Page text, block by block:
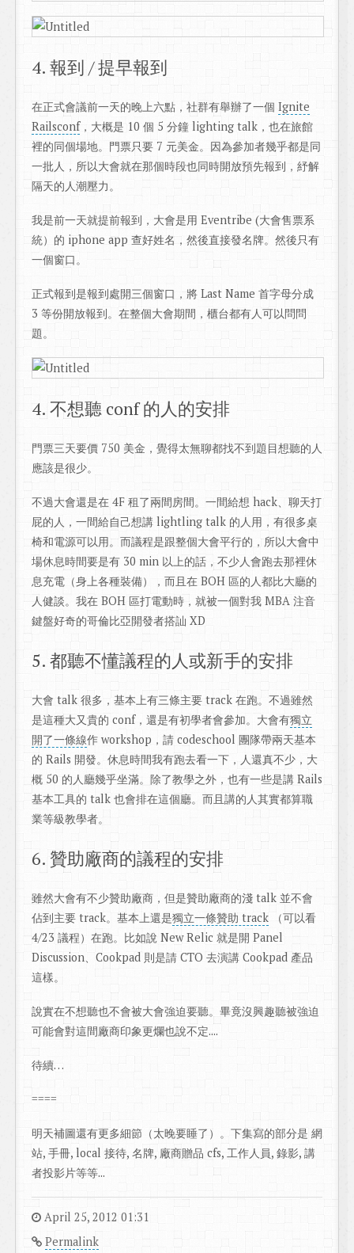
4. 報到 / 提早報到
在正式會議前一天的晚上六點，社群有舉辦了一個 Ignite
Railsconf，大概是 10 個 5 分鐘 lighting talk，也在旅館
裡的同個場地。門票只要 7 元美金。因為參加者幾乎都是同
一批人，所以大會就在那個時段也同時開放預先報到，紓解
隔天的人潮壓力。
我是前一天就提前報到，大會是用 Eventribe (大會售票系
統）的 iphone app 查好姓名，然後直接發名牌。然後只有
一個窗口。
正式報到是報到處開三個窗口，將 Last Name 首字母分成
3 等份開放報到。在整個大會期間，櫃台都有人可以問問
題。
4. 不想聽 conf 的人的安排
門票三天要價 750 美金，覺得太無聊都找不到題目想聽的人
應該是很少。
不過大會還是在 4F 租了兩間房間。一間給想 hack、聊天打
屁的人，一間給自己想講 lightling talk 的人用，有很多桌
椅和電源可以用。而議程是跟整個大會平行的，所以大會中
場休息時間要是有 30 min 以上的話，不少人會跑去那裡休
息充電（身上各種裝備），而且在 BOH 區的人都比大廳的
人健談。我在 BOH 區打電動時，就被一個對我 MBA 注音
鍵盤好奇的哥倫比亞開發者搭訕 XD
5. 都聽不懂議程的人或新手的安排
大會 talk 很多，基本上有三條主要 track 在跑。不過雖然
是這種大又貴的 conf，還是有初學者會參加。大會有獨立
開了一條線作 workshop，請 codeschool 團隊帶兩天基本
的 Rails 開發。休息時間我有跑去看一下，人還真不少，大
概 50 的人廳幾乎坐滿。除了教學之外，也有一些是講 Rails
基本工具的 talk 也會排在這個廳。而且講的人其實都算職
業等級教學者。
6. 贊助廠商的議程的安排
雖然大會有不少贊助廠商，但是贊助廠商的淺 talk 並不會
佔到主要 track。基本上還是獨立一條贊助 track （可以看
4/23 議程）在跑。比如說 New Relic 就是開 Panel
Discussion、Cookpad 則是請 CTO 去演講 Cookpad 產品
這樣。
說實在不想聽也不會被大會強迫要聽。畢竟沒興趣聽被強迫
可能會對這間廠商印象更爛也說不定....
待續…
====
明天補圖還有更多細節（太晚要睡了）。下集寫的部分是 網
站, 手冊, local 接待, 名牌, 廠商贈品 cfs, 工作人員, 錄影, 講
者投影片等等...
April 25, 2012 01:31
Permalink